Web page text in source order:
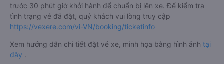
trước 30 phút giờ khởi hành để chuẩn bị lên xe. Để kiểm tra
tình trạng vé đã đặt, quý khách vui lòng truy cập
https://vexere.com/vi-VN/booking/ticketinfo
Xem hướng dẫn chi tiết đặt vé xe, minh họa bằng hình ảnh tại
đây .